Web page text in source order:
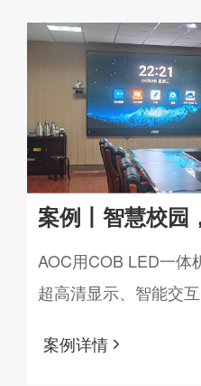
案例丨智慧校园
COB LED一体
打造智慧办公新
AOC用COB LED一体
超高清显示、智能交
案例详情